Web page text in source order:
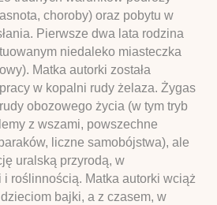
choroby) oraz pobytu w
Pierwsze dwa lata rodzina
niedaleko miasteczka
Matka autorki została
w kopalni rudy żelaza. Żygas
obozowego życia (w tym tryb
z wszami, powszechne
liczne samobójstwa), ale
uralską przyrodą, w
i roślinnością. Matka autorki wciąż
bajki, a z czasem, w